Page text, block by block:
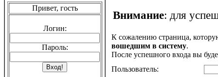
Привет, гость
Логин:
Пароль:
Внимание: для
К сожалению страница,
вошедшим в систему.
После успешного входа вы
Пользователь: